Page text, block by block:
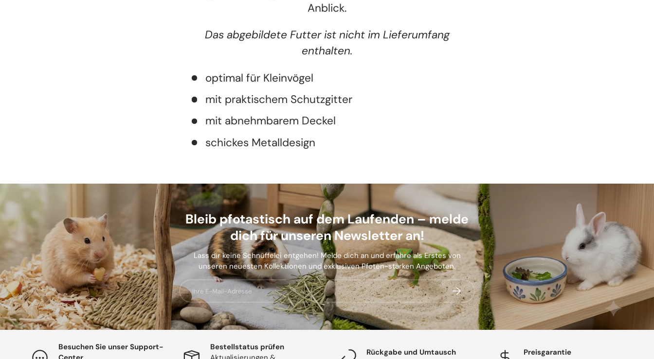
Anblick.
Das abgebildete Futter ist nicht im Lieferumfang
enthalten.
optimal für Kleinvögel
mit praktischem Schutzgitter
mit abnehmbarem Deckel
schickes Metalldesign
Bleib pfotastisch auf dem Laufenden – melde
dich für unseren Newsletter an!
Lass dir keine Schnüffelei entgehen! Melde dich an und erfahre als Erstes von
unseren neuesten Kollektionen und exklusiven Pfoten-starken Angeboten.
E-Mail
Abonnieren
Besuchen Sie unser Support-
Bestellstatus prüfen
Rückgabe und Umtausch
Preisgarantie